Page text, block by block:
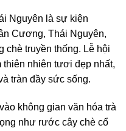
Nguyên là sự kiện
Cương, Thái Nguyên,
chè truyền thống. Lễ hội
thiên nhiên tươi đẹp nhất,
tràn đầy sức sống.
không gian văn hóa trà
như rước cây chè cổ